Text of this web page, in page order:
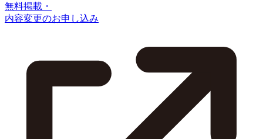
無料掲載・
内容変更のお申し込み